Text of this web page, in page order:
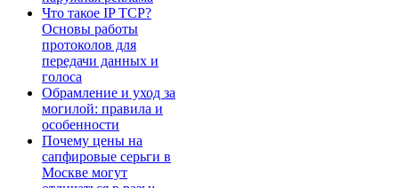
Что такое IP TCP?
Основы работы
протоколов для
передачи данных и
голоса
Обрамление и уход за
могилой: правила и
особенности
Почему цены на
сапфировые серьги в
Москве могут